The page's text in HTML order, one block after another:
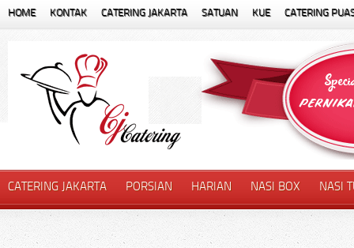
HOME KONTAK CATERING JAKARTA SATUAN KUE CATERING
CATERING JAKARTA PORSIAN HARIAN NASI BOX NASI